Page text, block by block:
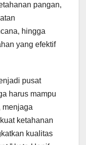
pangan,
hingga
yang efektif
pusat
harus mampu
menjaga
ketahanan
kualitas